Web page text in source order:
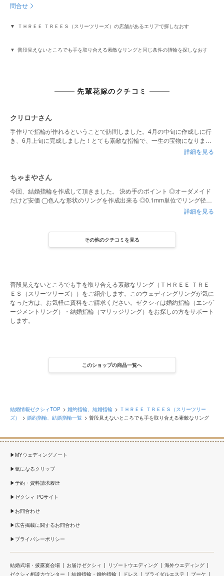
問合せ
ＴＨＲＥＥ ＴＲＥＥＳ（スリーツリーズ）の店舗があるエリアで探しなおす
普段見えないところでも手を取り合える素敵なリングと同じ条件の指輪を探しなおす
先輩花嫁のクチコミ
クリロナさん
手作りで指輪が作れるということで訪問しました。4月の中旬に作成しに行
き、6月上旬に完成しました！とても素敵な指輪で、一生の宝物になりまし
た。また、写真などもたくさん撮ってもらい、いろいろな思い出ができまし
詳細を見る
ちゃまやさん
今回、結婚指輪を作成して頂きました。 決め手のポイント ◎オーダメイド
だけど安価 ◯色んな形状のリングを作成出来る ◎0.1mm単位でリング径を
調整出来る ◯オプションが豊富でオリジナリティーを出せる ◎レーザー刻
婚指輪を作る事が出来ました！
詳細を見る
その他のクチコミを見る
普段見えないところでも手を取り合える素敵なリング（ＴＨＲＥＥ ＴＲＥ
ＥＳ（スリーツリーズ））をご紹介します。このウェディングリングが気に
なった方は、お気軽に資料をご請求ください。ゼクシィは婚約指輪（エンゲ
ージメントリング）・結婚指輪（マリッジリング）をお探しの方をサポート
します。
このショップの商品一覧へ
結婚情報ゼクシィTOP 婚約指輪、結婚指輪
ＴＨＲＥＥ ＴＲＥＥＳ（スリーツリー
ズ）
婚約指輪、結婚指輪一覧 普段見えないところでも手を取り合える素敵なリング
MYウェディングノート
気になるクリップ
予約・資料請求履歴
ゼクシィ PCサイト
お問合わせ
広告掲載に関するお問合わせ
プライバシーポリシー
結婚式場・披露宴会場 お届けゼクシィ リゾートウエディング
海外ウエディング
ゼクシィ相談カウンター
結婚指輪・婚約指輪 ドレス ブライダルエステ ブーケ